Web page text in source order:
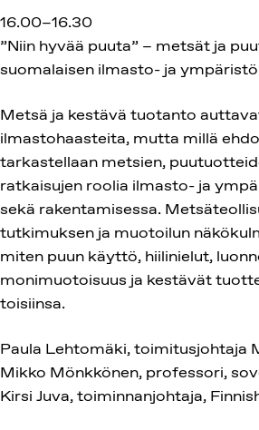
16.00–16.30
”Niin hyvää puuta” – metsät ja
suomalaisen ilmasto- ja
Metsä ja kestävä tuotanto
ilmastohaasteita, mutta millä
tarkastellaan metsien,
ratkaisujen roolia ilmasto- ja
sekä rakentamisessa.
tutkimuksen ja muotoilun
miten puun käyttö, hiilinielut,
monimuotoisuus ja kestävät
toisiinsa.
Paula Lehtomäki, toimitusjohtaja
Mikko Mönkkönen, professori,
Kirsi Juva, toiminnanjohtaja,